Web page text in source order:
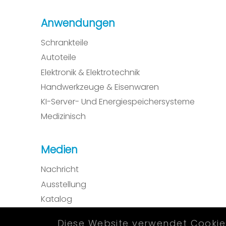
Anwendungen
Schrankteile
Autoteile
Elektronik & Elektrotechnik
Handwerkzeuge & Eisenwaren
KI-Server- Und Energiespeichersysteme
Medizinisch
Medien
Nachricht
Ausstellung
Katalog
Diese Website verwendet